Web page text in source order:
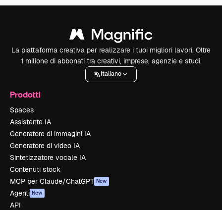
La piattaforma creativa per realizzare i tuoi migliori lavori. Oltre
1 milione di abbonati tra creativi, imprese, agenzie e studi.
Italiano
Prodotti
Spaces
Assistente IA
Generatore di immagini IA
Generatore di video IA
Sintetizzatore vocale IA
Contenuti stock
MCP per Claude/ChatGPT New
Agenti New
API